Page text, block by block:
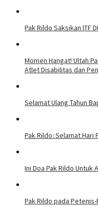
Pak Rildo Saksikan ITF
Momen Hangat! Ultah
Atlet Disabilitas dan
Selamat Ulang Tahun
Pak Rildo: Selamat Hari
Ini Doa Pak Rildo Untuk
Pak Rildo pada